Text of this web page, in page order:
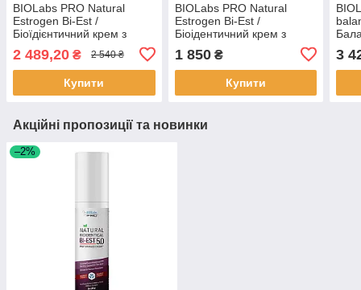
BIOLabs PRO Natural
Estrogen Bi-Est /
Біоїдієнтичний крем з
естріолом та естрадіолом
5 мг 85 грам BX546
2 489,20 ₴ 2 540 ₴
Купити
BIOLabs PRO Natural
Estrogen Bi-Est /
Біоідентичний крем з
естріолом та естрадіолом
2,5 мг 85 грам BX379
1 850₴
Купити
3
Акційні пропозиції та новинки
–2%